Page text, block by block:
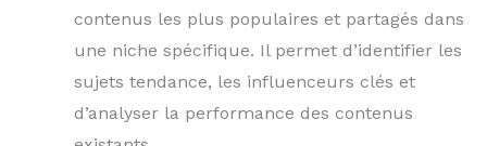
contenus les plus populaires et partagés dans
une niche spécifique. Il permet d’identifier les
sujets tendance, les influenceurs clés et
d’analyser la performance des contenus